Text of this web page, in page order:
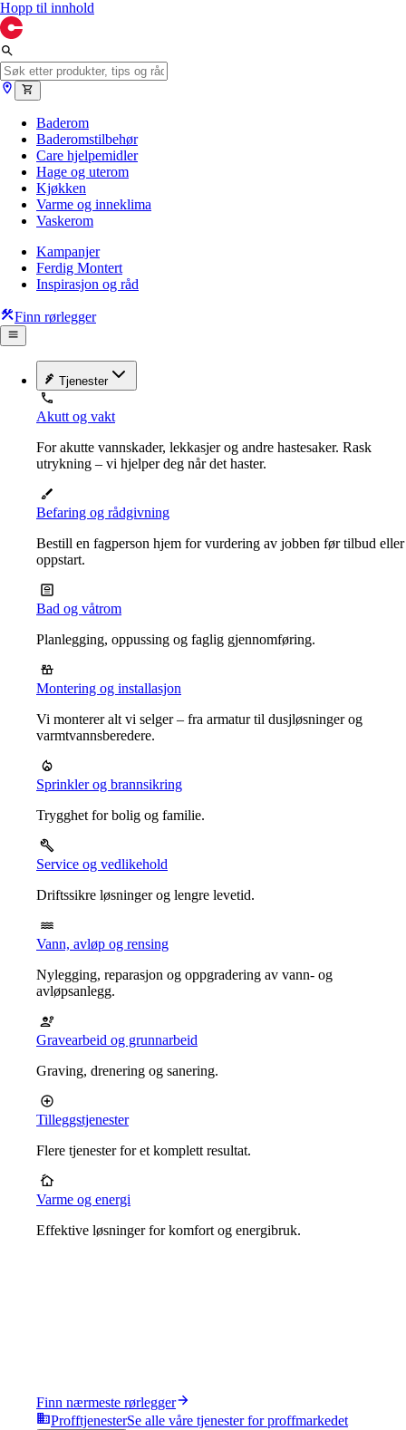
Hopp til innhold
Baderom
Baderomstilbehør
Care hjelpemidler
Hage og uterom
Kjøkken
Varme og inneklima
Vaskerom
Kampanjer
Ferdig Montert
Inspirasjon og råd
Finn rørlegger
Tjenester
Akutt og vakt
For akutte vannskader, lekkasjer og andre hastesaker. Rask
utrykning – vi hjelper deg når det haster.
Befaring og rådgivning
Bestill en fagperson hjem for vurdering av jobben før tilbud eller
oppstart.
Bad og våtrom
Planlegging, oppussing og faglig gjennomføring.
Montering og installasjon
Vi monterer alt vi selger – fra armatur til dusjløsninger og
varmtvannsberedere.
Sprinkler og brannsikring
Trygghet for bolig og familie.
Service og vedlikehold
Driftssikre løsninger og lengre levetid.
Vann, avløp og rensing
Nylegging, reparasjon og oppgradering av vann- og
avløpsanlegg.
Gravearbeid og grunnarbeid
Graving, drenering og sanering.
Tilleggstjenester
Flere tjenester for et komplett resultat.
Varme og energi
Effektive løsninger for komfort og energibruk.
Finn nærmeste rørlegger
ProfftjenesterSe alle våre tjenester for proffmarkedet